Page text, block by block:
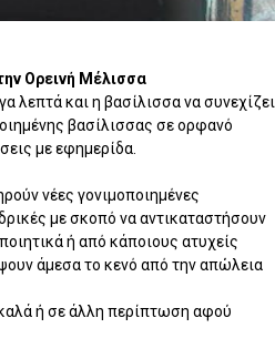
Ορεινή Μέλισσα
λεπτά και η βασίλισσα να συνεχίζει
βασίλισσας σε ορφανό
με εφημερίδα.
νέες γονιμοποιημένες
με σκοπό να αντικαταστήσουν
ή από κάποιους ατυχείς
άμεσα το κενό από την απώλεια
ή σε άλλη περίπτωση αφού